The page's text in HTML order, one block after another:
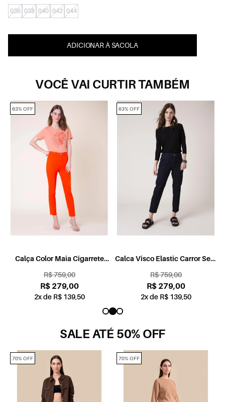
036 038 040 042 044
ADICIONAR À SACOLA
VOCÊ VAI CURTIR TAMBÉM
Calça Color Maia Cigarrete
R$ 759,00
R$ 279,00
2x de R$ 139,50
63% OFF
Calca Visco Elastic Carror Sem
R$ 759,00
R$ 279,00
2x de R$ 139,50
63% OFF
SALE ATÉ 50% OFF
70% OFF 70% OFF